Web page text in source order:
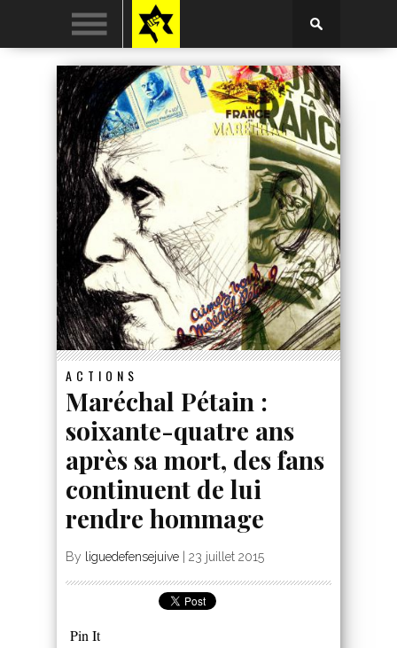
ACTIONS
Maréchal Pétain :
soixante-quatre ans
après sa mort, des fans
continuent de lui
rendre hommage
By liguedefensejuive 23 juillet 2015
Pin It